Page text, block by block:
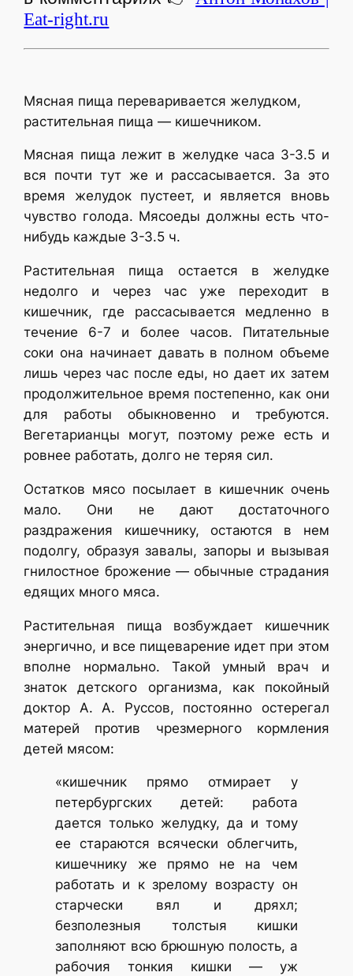
Eat-right.ru
Мясная пища переваривается желудком,
растительная пища — кишечником.
Мясная пища лежит в желудке часа 3-З.5 и
вся почти тут же и рассасывается. За это
время желудок пустеет, и является вновь
чувство голода. Мясоеды должны есть что-
нибудь каждые 3-З.5 ч.
Растительная пища остается в желудке
недолго и через час уже переходит в
кишечник, где рассасывается медленно в
течение 6-7 и более часов. Питательные
соки она начинает давать в полном объеме
лишь через час после еды, но дает их затем
продолжительное время постепенно, как они
для работы обыкновенно и требуются.
Вегетарианцы могут, поэтому реже есть и
ровнее работать, долго не теряя сил.
Остатков мясо посылает в кишечник очень
мало. Они не дают достаточного
раздражения кишечнику, остаются в нем
подолгу, образуя завалы, запоры и вызывая
гнилостное брожение — обычные страдания
едящих много мяса.
Растительная пища возбуждает кишечник
энергично, и все пищеварение идет при этом
вполне нормально. Такой умный врач и
знаток детского организма, как покойный
доктор А. А. Руссов, постоянно остерегал
матерей против чрезмерного кормления
детей мясом:
«кишечник прямо отмирает у
петербургских детей: работа
дается только желудку, да и тому
ее стараются всячески облегчить,
кишечнику же прямо не на чем
работать и к зрелому возрасту он
старчески вял и дряхл;
безполезныя толстыя кишки
заполняют всю брюшную полость, а
рабочия тонкия кишки — уж